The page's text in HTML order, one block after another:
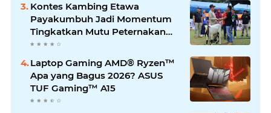
Kontes Kambing Etawa
Payakumbuh Jadi Momentum
Tingkatkan Mutu Peternakan
Lokal
Laptop Gaming AMD® Ryzen™
Apa yang Bagus 2026? ASUS
TUF Gaming™ A15